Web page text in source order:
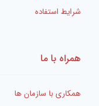
شرایط استفاده
همراه با ما
همکاری با سازمان ها